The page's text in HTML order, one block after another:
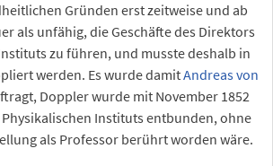
Gründen erst zeitweise und ab
als unfähig, die Geschäfte des Direktors
zu führen, und musste deshalb in
werden. Es wurde damitAndreas von
Doppler wurde mit November 1852
Instituts entbunden, ohne
als Professor berührt worden wäre.